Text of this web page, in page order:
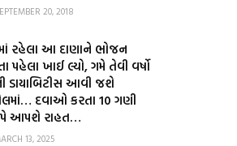
20, 2018
રહેલા આ દાણાને ભોજન
પહેલા ખાઈ લ્યો, ગમે તેવી વર્ષો
ડાયાબિટીસ આવી જશે
દવાઓ કરતા 10 ગણી
આપશે રાહત…
13, 2025